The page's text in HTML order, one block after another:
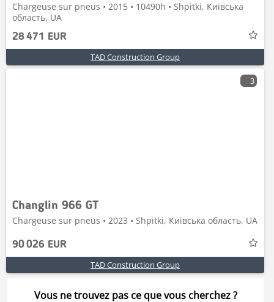
Chargeuse sur pneus • 2015 • 10490h • Shpitki, Київська
область, UA
28 471 EUR
TAD Construction Group
3
Changlin 966 GT
Chargeuse sur pneus • 2023 • Shpitki, Київська область, UA
90 026 EUR
TAD Construction Group
Vous ne trouvez pas ce que vous cherchez ?